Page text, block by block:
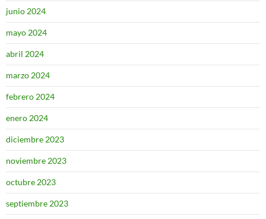
junio 2024
mayo 2024
abril 2024
marzo 2024
febrero 2024
enero 2024
diciembre 2023
noviembre 2023
octubre 2023
septiembre 2023